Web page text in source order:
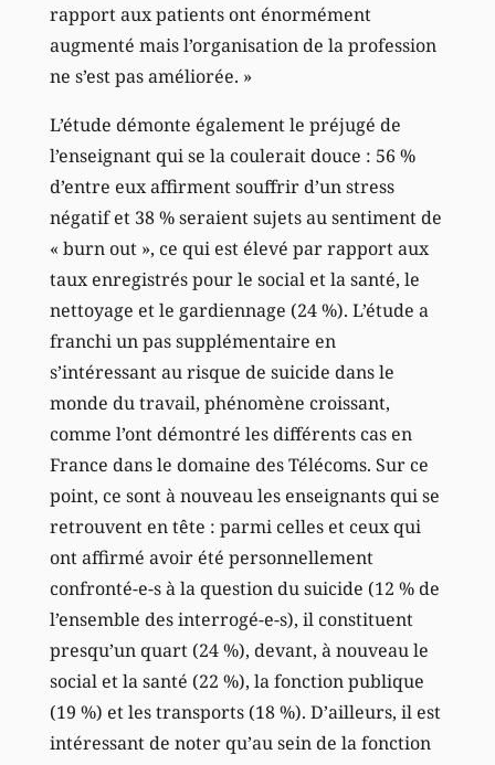
rapport aux patients ont énormément
augmenté mais l’organisation de la profession
ne s’est pas améliorée. »
L’étude démonte également le préjugé de
l’enseignant qui se la coulerait douce : 56 %
d’entre eux affirment souffrir d’un stress
négatif et 38 % seraient sujets au sentiment de
« burn out », ce qui est élevé par rapport aux
taux enregistrés pour le social et la santé, le
nettoyage et le gardiennage (24 %). L’étude a
franchi un pas supplémentaire en
s’intéressant au risque de suicide dans le
monde du travail, phénomène croissant,
comme l’ont démontré les différents cas en
France dans le domaine des Télécoms. Sur ce
point, ce sont à nouveau les enseignants qui se
retrouvent en tête : parmi celles et ceux qui
ont affirmé avoir été personnellement
confronté-e-s à la question du suicide (12 % de
l’ensemble des interrogé-e-s), il constituent
presqu’un quart (24 %), devant, à nouveau le
social et la santé (22 %), la fonction publique
(19 %) et les transports (18 %). D’ailleurs, il est
intéressant de noter qu’au sein de la fonction